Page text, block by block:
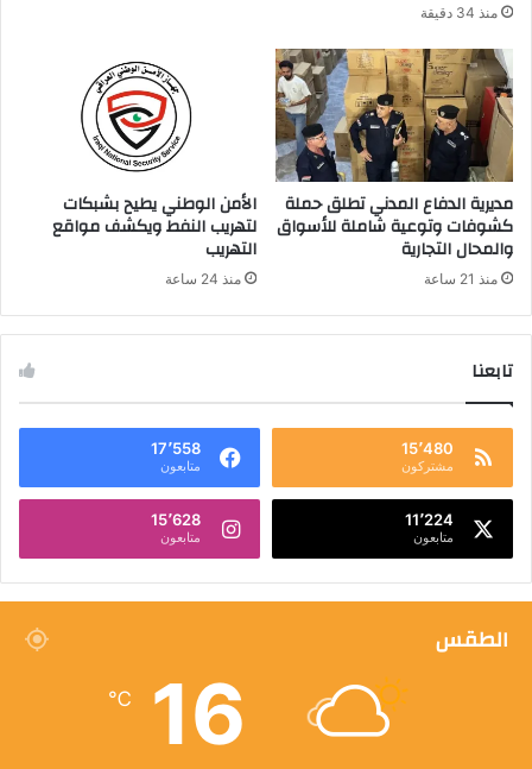
منذ 34 دقيقة
مديرية الدفاع المدني تطلق حملة
كشوفات وتوعية شاملة للأسواق
والمحال التجارية
منذ 21 ساعة
الأمن الوطني يطيح بشبكات
لتهريب النفط ويكشف مواقع
التهريب
منذ 24 ساعة
تابعنا
15٬480
مشتركون
17٬558
متابعون
11٬224
متابعون
15٬628
متابعون
الطقس
16
℃